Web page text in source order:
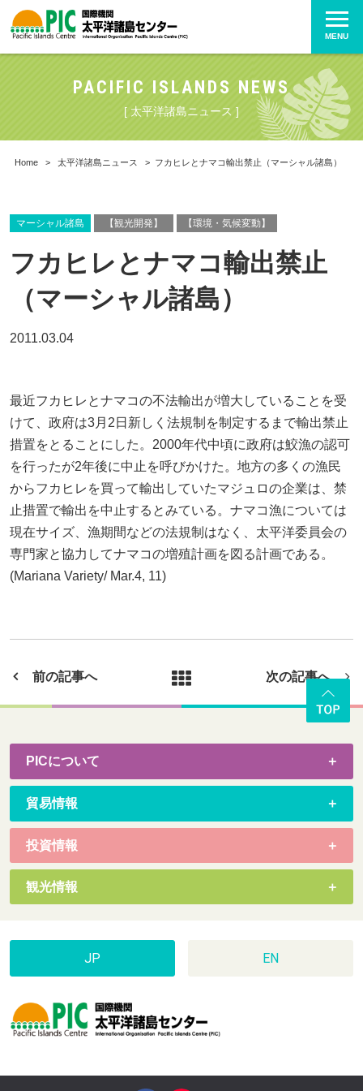
MENU
PACIFIC ISLANDS NEWS
[ 太平洋諸島ニュース ]
Home > 太平洋諸島ニュース > フカヒレとナマコ輸出禁止（マーシャル諸島）
マーシャル諸島 【観光開発】 【環境・気候変動】
フカヒレとナマコ輸出禁止
（マーシャル諸島）
2011.03.04
最近フカヒレとナマコの不法輸出が増大していることを受
けて、政府は3月2日新しく法規制を制定するまで輸出禁止
措置をとることにした。2000年代中頃に政府は鮫漁の認可
を行ったが2年後に中止を呼びかけた。地方の多くの漁民
からフカヒレを買って輸出していたマジュロの企業は、禁
止措置で輸出を中止するとみている。ナマコ漁については
現在サイズ、漁期間などの法規制はなく、太平洋委員会の
専門家と協力してナマコの増殖計画を図る計画である。
(Mariana Variety/ Mar.4, 11)
前の記事へ 次の記事へ
PICについて
貿易情報
投資情報
観光情報
JP EN